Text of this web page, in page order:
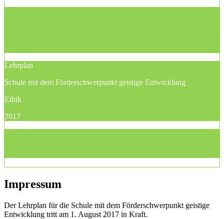
Lehrplan
Schule mit dem Förderschwerpunkt geistige Entwicklung
Ethik
2017
Impressum
Der Lehrplan für die Schule mit dem Förderschwerpunkt geistige
Entwicklung tritt am 1. August 2017 in Kraft.